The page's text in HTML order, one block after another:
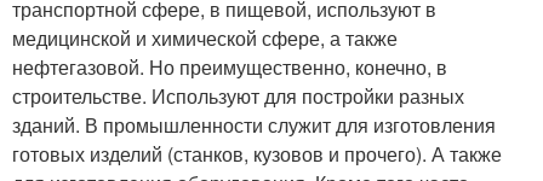
транспортной сфере, в пищевой, используют в
медицинской и химической сфере, а также
нефтегазовой. Но преимущественно, конечно, в
строительстве. Используют для постройки разных
зданий. В промышленности служит для изготовления
готовых изделий (станков, кузовов и прочего). А также